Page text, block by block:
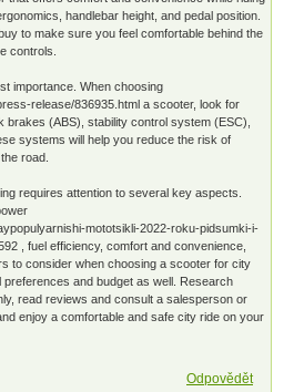
handlebar height, and pedal position.
to make sure you feel comfortable behind the
controls.
importance. When choosing
release/836935.html a scooter, look for
(ABS), stability control system (ESC),
systems will help you reduce the risk of
road.
requires attention to several key aspects.
mototsikli-2022-roku-pidsumki-i-
, fuel efficiency, comfort and convenience,
to consider when choosing a scooter for city
and budget as well. Research
read reviews and consult a salesperson or
enjoy a comfortable and safe city ride on your
Odpovědět